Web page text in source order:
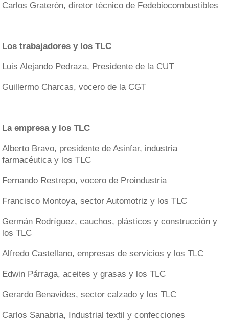
Carlos Graterón, diretor técnico de Fedebiocombustibles
Los trabajadores y los TLC
Luis Alejando Pedraza, Presidente de la CUT
Guillermo Charcas, vocero de la CGT
La empresa y los TLC
Alberto Bravo, presidente de Asinfar, industria
farmacéutica y los TLC
Fernando Restrepo, vocero de Proindustria
Francisco Montoya, sector Automotriz y los TLC
Germán Rodríguez, cauchos, plásticos y construcción y
los TLC
Alfredo Castellano, empresas de servicios y los TLC
Edwin Párraga, aceites y grasas y los TLC
Gerardo Benavides, sector calzado y los TLC
Carlos Sanabria, Industrial textil y confecciones